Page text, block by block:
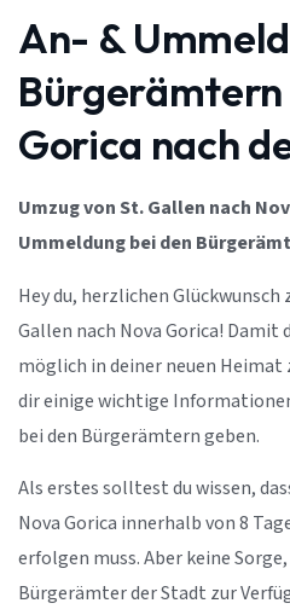
An- &
Bürgerämtern
Gorica nach
Umzug von St. Gallen nach
Ummeldung bei den
Hey du, herzlichen Glückwunsch
Gallen nach Nova Gorica! Damit
möglich in deiner neuen
dir einige wichtige
bei den Bürgerämtern geben.
Als erstes solltest du wissen,
Nova Gorica innerhalb von 8
erfolgen muss. Aber keine
Bürgerämter der Stadt zur